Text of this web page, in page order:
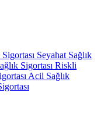
Seyahat Sağlık
Sigortası Riskli
Acil Sağlık